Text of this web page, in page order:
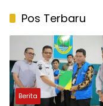
Pos Terbaru
Berita